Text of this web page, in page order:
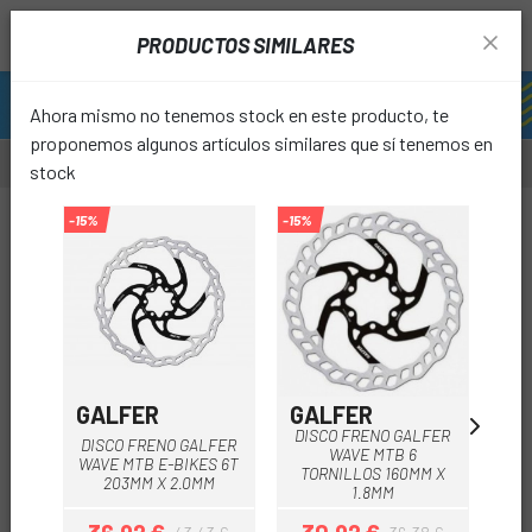
PRODUCTOS SIMILARES
Ahora mismo no tenemos stock en este producto, te
proponemos algunos artículos similares que sí tenemos en
stock
-15%
GALFER
DISCO FRENO GALFER
WAVE MTB E-BIKES 6T
203MM X 2.0MM
-15%
GALFER
DISCO FRENO GALFER
WAVE MTB 6
TORNILLOS 160MM X
1.8MM